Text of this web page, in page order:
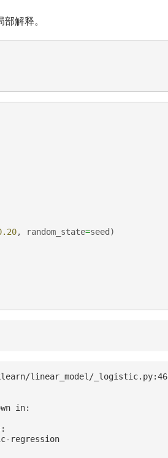
解释。
, random_state=seed )
linear_model/
in:
regression